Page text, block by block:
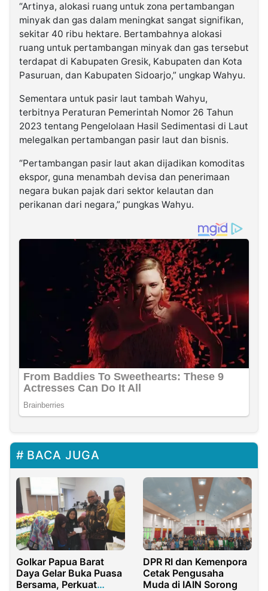
“Artinya, alokasi ruang untuk zona pertambangan
minyak dan gas dalam meningkat sangat signifikan,
sekitar 40 ribu hektare. Bertambahnya alokasi
ruang untuk pertambangan minyak dan gas tersebut
terdapat di Kabupaten Gresik, Kabupaten dan Kota
Pasuruan, dan Kabupaten Sidoarjo,” ungkap Wahyu.
Sementara untuk pasir laut tambah Wahyu,
terbitnya Peraturan Pemerintah Nomor 26 Tahun
2023 tentang Pengelolaan Hasil Sedimentasi di Laut
melegalkan pertambangan pasir laut dan bisnis.
“Pertambangan pasir laut akan dijadikan komoditas
ekspor, guna menambah devisa dan penerimaan
negara bukan pajak dari sektor kelautan dan
perikanan dari negara,” pungkas Wahyu.
BACA JUGA
Golkar Papua Barat
Daya Gelar Buka Puasa
Bersama, Perkuat
DPR RI dan Kemenpora
Cetak Pengusaha
Muda di IAIN Sorong